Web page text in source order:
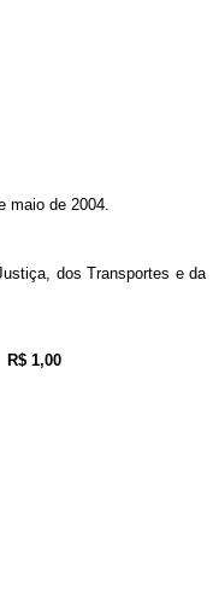
maio de 2004.
dos Transportes e da
R$ 1,00